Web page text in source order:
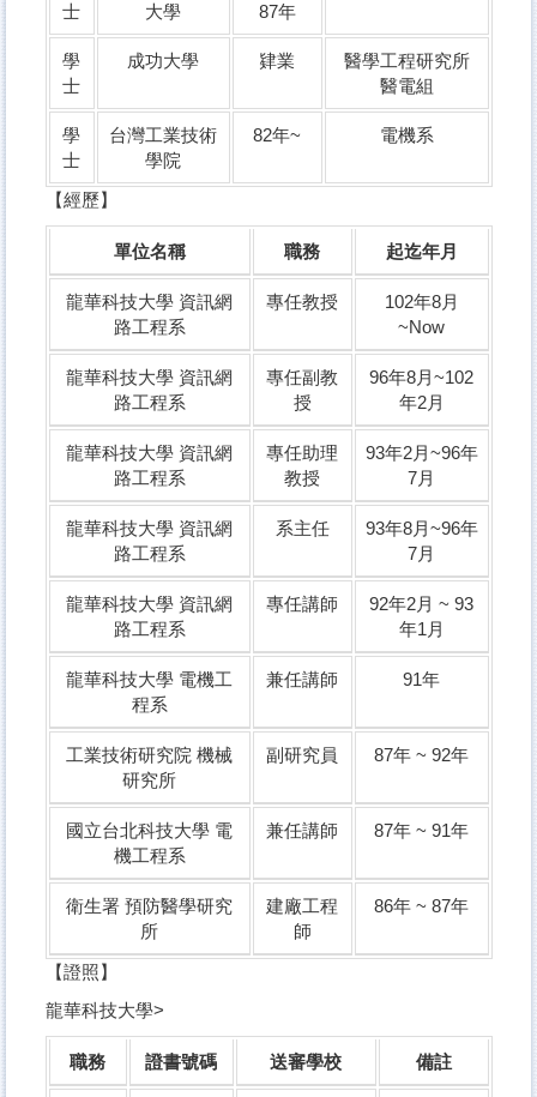
士
大學
87年
學
士
成功大學 肄業
醫學工程研究所
醫電組
學
士
台灣工業技術
學院
82年~ 電機系
【經歷】
單位名稱 職務 起迄年月
龍華科技大學 資訊網
路工程系
專任教授
102年8月
~Now
龍華科技大學 資訊網
路工程系
專任副教
授
96年8月~102
年2月
龍華科技大學 資訊網
路工程系
專任助理
教授
93年2月~96年
7月
龍華科技大學 資訊網
路工程系
系主任
93年8月~96年
7月
龍華科技大學 資訊網
路工程系
專任講師
92年2月 ~ 93
年1月
龍華科技大學 電機工
程系
兼任講師 91年
工業技術研究院 機械
研究所
副研究員 87年 ~ 92年
國立台北科技大學 電
機工程系
兼任講師 87年 ~ 91年
衛生署 預防醫學研究
所
建廠工程
師
86年 ~ 87年
【證照】
龍華科技大學>
職務 證書號碼 送審學校 備註